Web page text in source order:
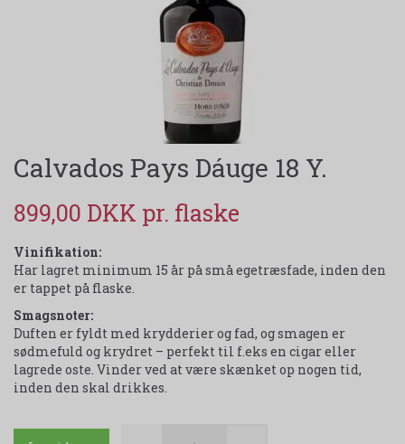
Calvados Pays Dáuge 18 Y.
899,00 DKK
Vinifikation:
Har lagret minimum 15 år på små egetræsfade, inden den
er tappet på flaske.
Smagsnoter:
Duften er fyldt med krydderier og fad, og smagen er
sødmefuld og krydret – perfekt til f.eks en cigar eller
lagrede oste. Vinder ved at være skænket op nogen tid,
inden den skal drikkes.